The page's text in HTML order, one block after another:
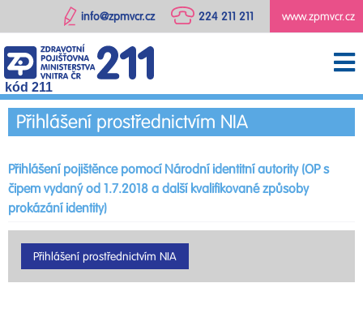
www.zpmvcr.cz
224 211 211
info@zpmvcr.cz
kód 211
Přihlášení prostřednictvím NIA
Přihlášení pojištěnce pomocí Národní identitní autority (OP s
čipem vydaný od 1.7.2018 a další kvalifikované způsoby
prokázání identity)